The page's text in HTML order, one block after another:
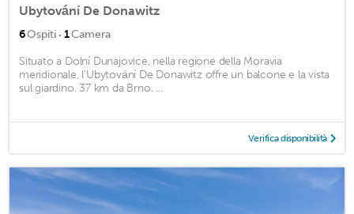
Ubytování De Donawitz
6Ospiti · 1Camera
Situato a Dolní Dunajovice, nella regione della Moravia
meridionale, l'Ubytování De Donawitz offre un balcone e la vista
sul giardino. 37 km da Brno. ...
Verifica disponibilità